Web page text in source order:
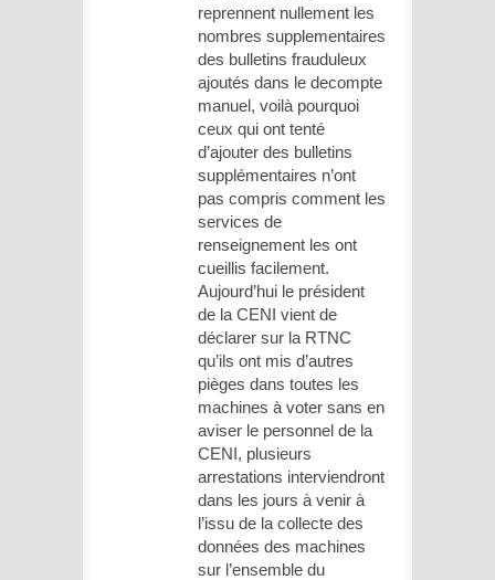
reprennent nullement les
nombres supplementaires
des bulletins frauduleux
ajoutés dans le decompte
manuel, voilà pourquoi
ceux qui ont tenté
d’ajouter des bulletins
supplémentaires n’ont
pas compris comment les
services de
renseignement les ont
cueillis facilement.
Aujourd’hui le président
de la CENI vient de
déclarer sur la RTNC
qu’ils ont mis d’autres
pièges dans toutes les
machines à voter sans en
aviser le personnel de la
CENI, plusieurs
arrestations interviendront
dans les jours à venir à
l’issu de la collecte des
données des machines
sur l’ensemble du